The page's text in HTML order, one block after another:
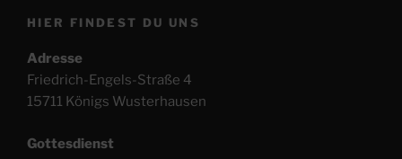
HIER FINDEST DU UNS
Adresse
Friedrich-Engels-Straße 4
15711 Königs Wusterhausen
Gottesdienst